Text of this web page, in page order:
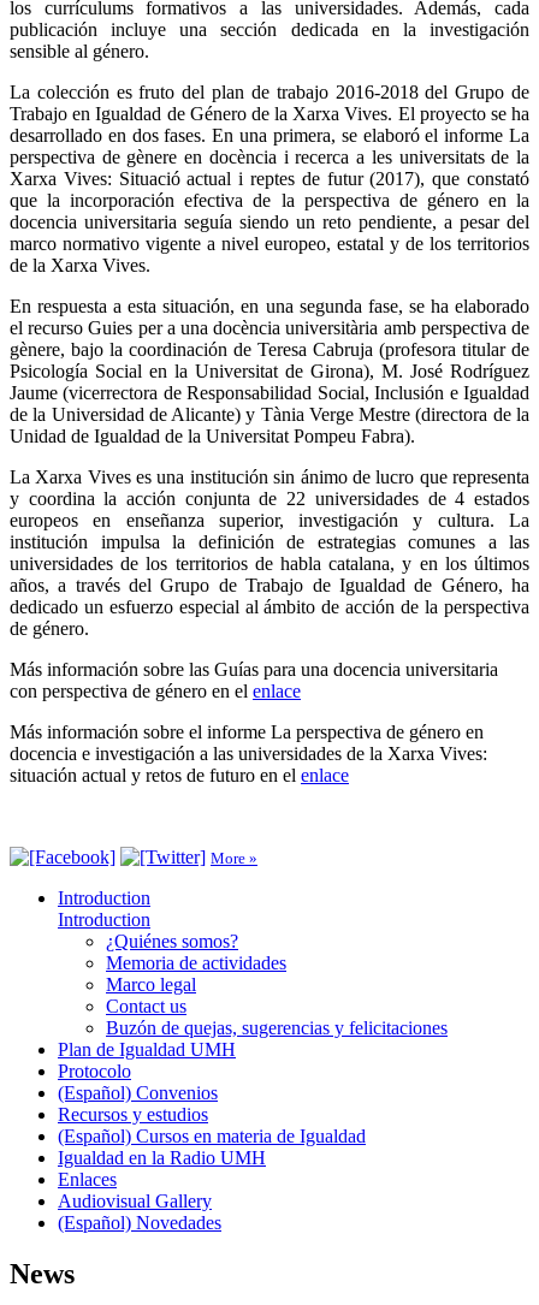
los currículums formativos a las universidades. Además, cada
publicación incluye una sección dedicada en la investigación
sensible al género.
La colección es fruto del plan de trabajo 2016-2018 del Grupo de
Trabajo en Igualdad de Género de la Xarxa Vives. El proyecto se ha
desarrollado en dos fases. En una primera, se elaboró el informe La
perspectiva de gènere en docència i recerca a les universitats de la
Xarxa Vives: Situació actual i reptes de futur (2017), que constató
que la incorporación efectiva de la perspectiva de género en la
docencia universitaria seguía siendo un reto pendiente, a pesar del
marco normativo vigente a nivel europeo, estatal y de los territorios
de la Xarxa Vives.
En respuesta a esta situación, en una segunda fase, se ha elaborado
el recurso Guies per a una docència universitària amb perspectiva de
gènere, bajo la coordinación de Teresa Cabruja (profesora titular de
Psicología Social en la Universitat de Girona), M. José Rodríguez
Jaume (vicerrectora de Responsabilidad Social, Inclusión e Igualdad
de la Universidad de Alicante) y Tània Verge Mestre (directora de la
Unidad de Igualdad de la Universitat Pompeu Fabra).
La Xarxa Vives es una institución sin ánimo de lucro que representa
y coordina la acción conjunta de 22 universidades de 4 estados
europeos en enseñanza superior, investigación y cultura. La
institución impulsa la definición de estrategias comunes a las
universidades de los territorios de habla catalana, y en los últimos
años, a través del Grupo de Trabajo de Igualdad de Género, ha
dedicado un esfuerzo especial al ámbito de acción de la perspectiva
de género.
Más información sobre las Guías para una docencia universitaria
con perspectiva de género en el enlace
Más información sobre el informe La perspectiva de género en
docencia e investigación a las universidades de la Xarxa Vives:
situación actual y retos de futuro en el enlace
More »
Introduction
Introduction
¿Quiénes somos?
Memoria de actividades
Marco legal
Contact us
Buzón de quejas, sugerencias y felicitaciones
Plan de Igualdad UMH
Protocolo
(Español) Convenios
Recursos y estudios
(Español) Cursos en materia de Igualdad
Igualdad en la Radio UMH
Enlaces
Audiovisual Gallery
(Español) Novedades
News